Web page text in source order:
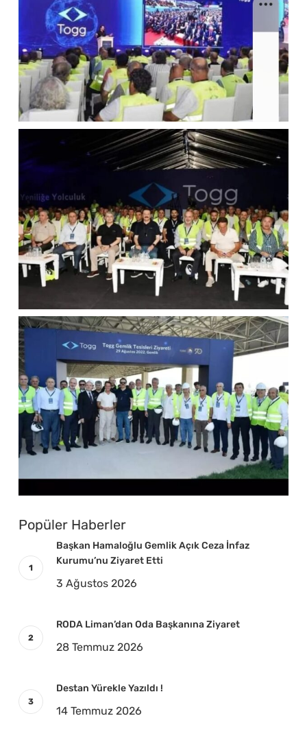
Popüler Haberler
Başkan Hamaloğlu Gemlik Açık Ceza İnfaz
Kurumu’nu Ziyaret Etti
3 Ağustos 2026
RODA Liman’dan Oda Başkanına Ziyaret
28 Temmuz 2026
Destan Yürekle Yazıldı !
14 Temmuz 2026